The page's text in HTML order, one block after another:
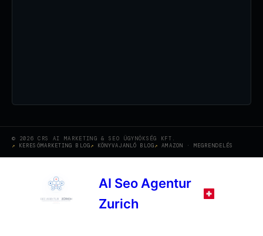
© 2026 CRS AI MARKETING & SEO ÜGYNÖKSÉG KFT.
KERESŐMARKETING BLOG
KÖNYVAJANLÓ BLOG AMAZON · MEGRENDELÉS
AI Seo Agentur
Zurich